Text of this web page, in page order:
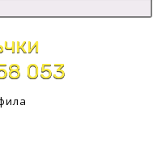
053